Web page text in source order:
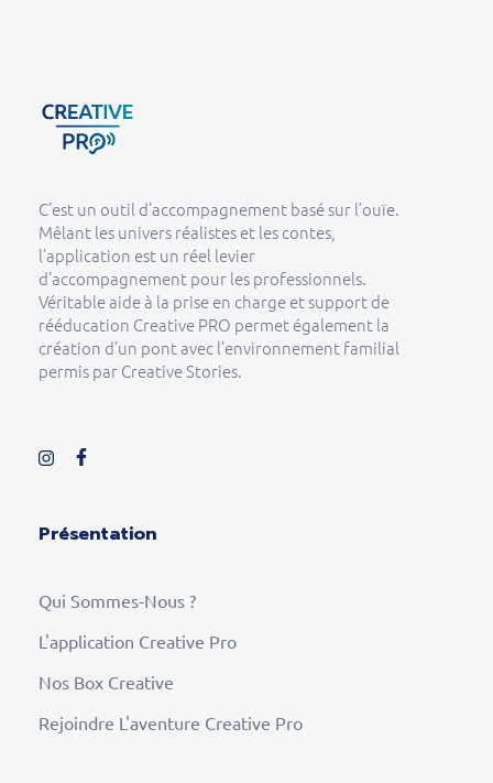
C’est un outil d’accompagnement basé sur l’ouïe.
Mêlant les univers réalistes et les contes,
l’application est un réel levier
d’accompagnement pour les professionnels.
Véritable aide à la prise en charge et support de
rééducation Creative PRO permet également la
création d’un pont avec l’environnement familial
permis par Creative Stories.
Présentation
Qui Sommes-Nous ?
L'application Creative Pro
Nos Box Creative
Rejoindre L'aventure Creative Pro